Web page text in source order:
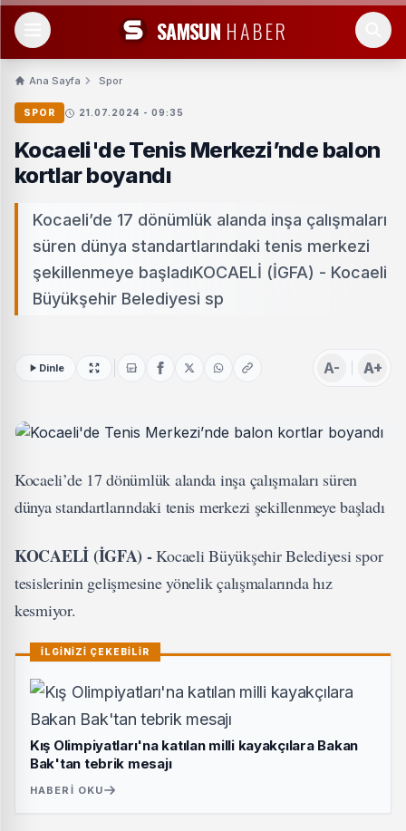
SAMSUN HABER
Ana Sayfa Spor
SPOR 21.07.2024 - 09:35
Kocaeli'de Tenis Merkezi’nde balon
kortlar boyandı
Kocaeli’de 17 dönümlük alanda inşa çalışmaları
süren dünya standartlarındaki tenis merkezi
şekillenmeye başladıKOCAELİ (İGFA) - Kocaeli
Büyükşehir Belediyesi sp
Dinle A- A+
Kocaeli’de 17 dönümlük alanda inşa çalışmaları süren
dünya standartlarındaki tenis merkezi şekillenmeye başladı
KOCAELİ (İGFA) -Kocaeli Büyükşehir Belediyesi spor
tesislerinin gelişmesine yönelik çalışmalarında hız
kesmiyor.
İLGİNİZİ ÇEKEBİLİR
Kış Olimpiyatları'na katılan milli kayakçılara Bakan
Bak'tan tebrik mesajı
HABERI OKU